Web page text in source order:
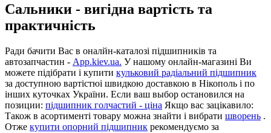
Сальники - вигідна вартість та
практичність
Ради бачити Вас в оналйн-каталозі підшипників та
автозапчастин - App.kiev.ua. У нашому онлайн-магазині Ви
можете підібрати і купити кульковий радіальний підшипник
за доступною вартістюі швидкою доставкою в Нікополь і по
інших куточках України. Если ваш выбор остановился на
позиции: підшипник голчастий - ціна Якщо вас зацікавило:
Також в асортименті товару можна знайти і вибрати шворень .
Отже купити опорний підшипник рекомендуємо за